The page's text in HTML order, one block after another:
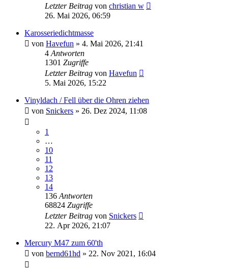
Letzter Beitrag von christian w
26. Mai 2026, 06:59
Karosseriedichtmasse
von Havefun » 4. Mai 2026, 21:41
4 Antworten
1301 Zugriffe
Letzter Beitrag von Havefun
5. Mai 2026, 15:22
Vinyldach / Fell über die Ohren ziehen
von Snickers » 26. Dez 2024, 11:08
1
…
10
11
12
13
14
136 Antworten
68824 Zugriffe
Letzter Beitrag von Snickers
22. Apr 2026, 21:07
Mercury M47 zum 60'th
von bernd61hd » 22. Nov 2021, 16:04